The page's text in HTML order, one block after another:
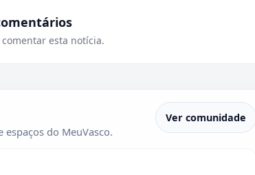
esta notícia.
do MeuVasco.
Ver comunidade